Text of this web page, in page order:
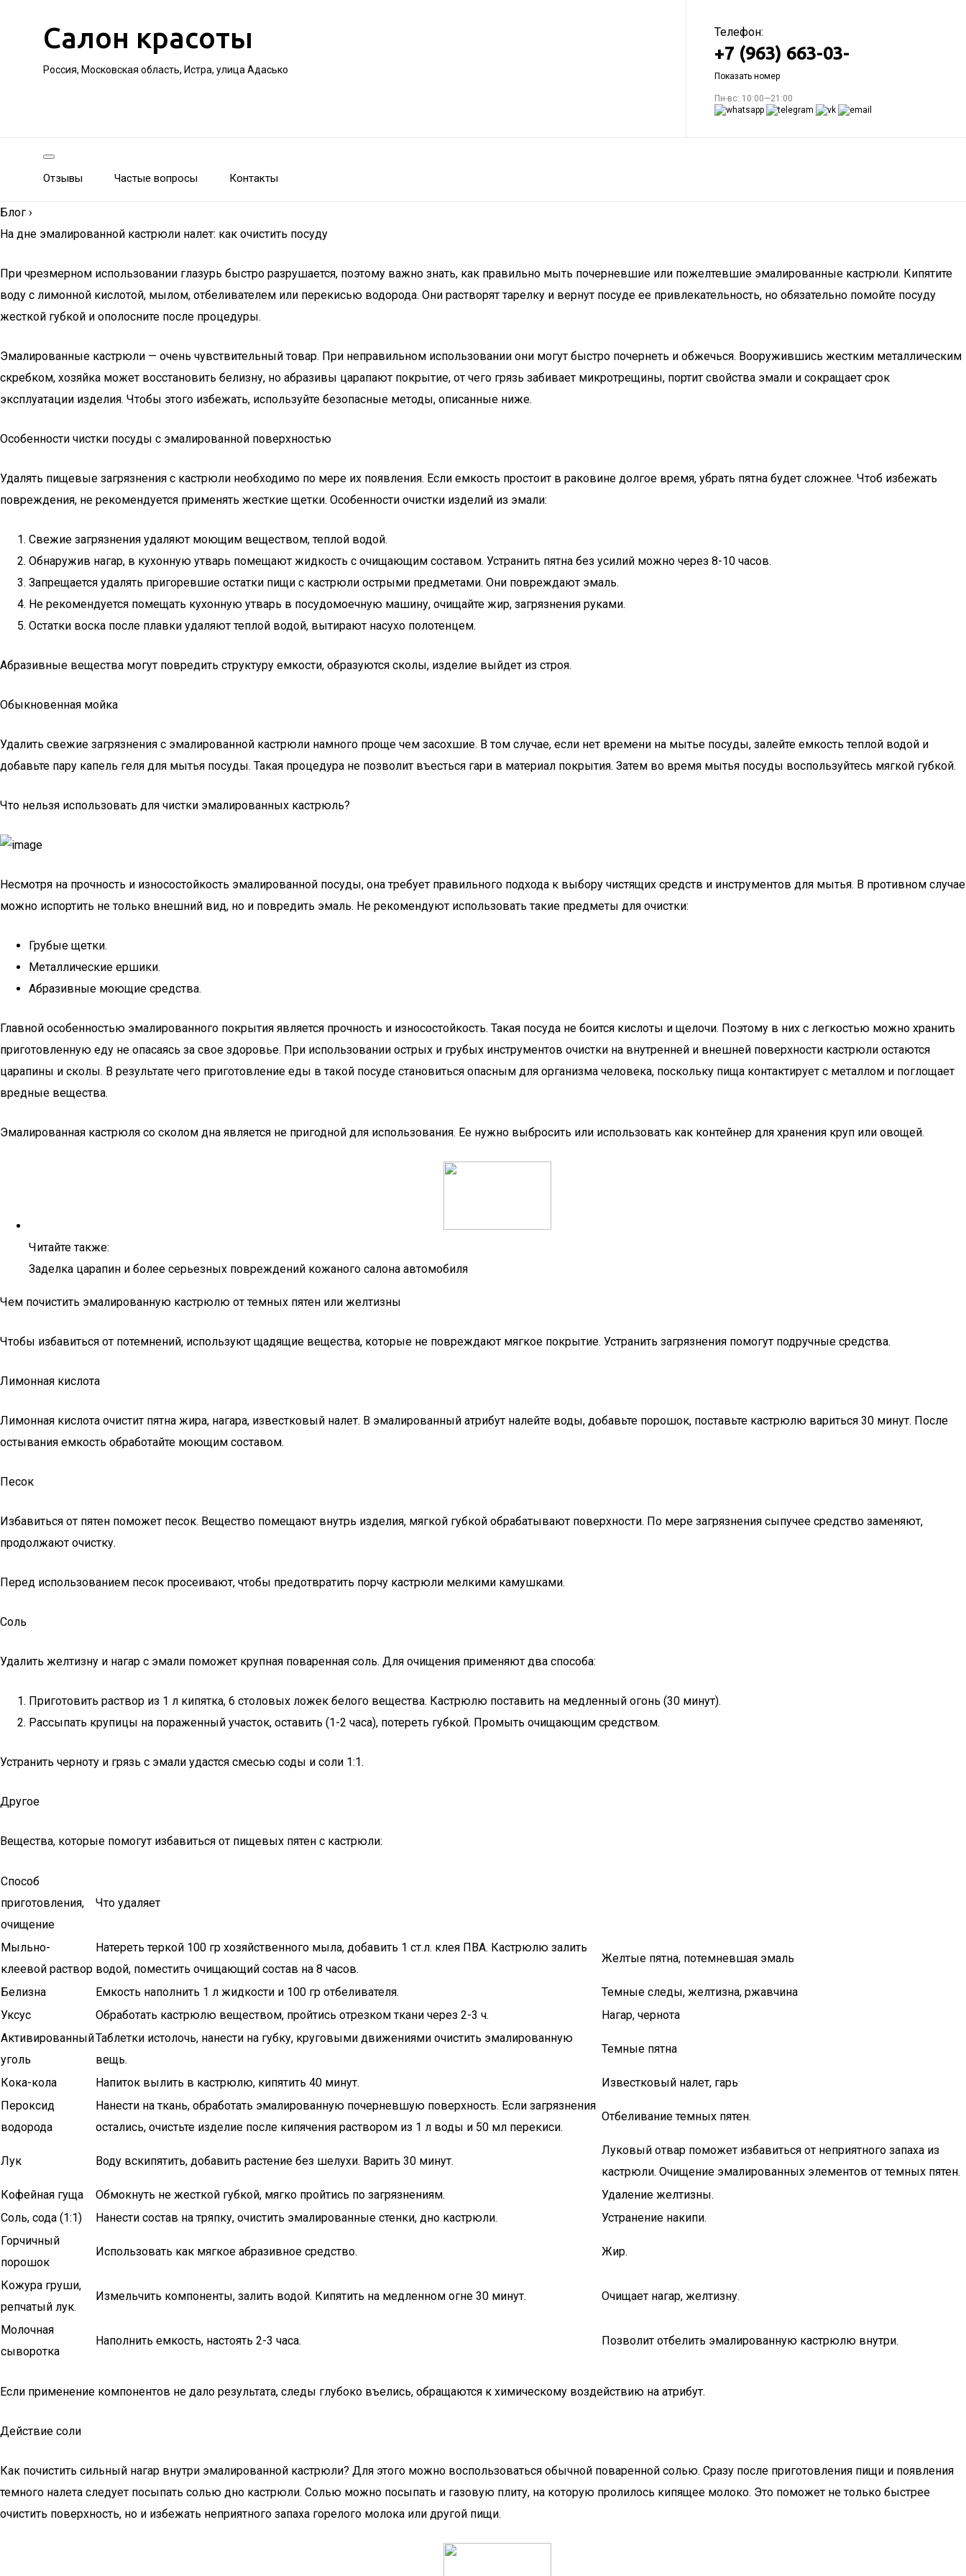
Салон красоты
Россия, Московская область, Истра, улица Адасько
Телефон:
+7 (963) 663-03-
Показать номер
Пн-вс: 10:00—21:00
Отзывы Частые вопросы Контакты
Блог ›
На дне эмалированной кастрюли налет: как очистить посуду
При чрезмерном использовании глазурь быстро разрушается, поэтому важно знать, как правильно мыть почерневшие или пожелтевшие эмалированные кастрюли. Кипятите
воду с лимонной кислотой, мылом, отбеливателем или перекисью водорода. Они растворят тарелку и вернут посуде ее привлекательность, но обязательно помойте посуду
жесткой губкой и ополосните после процедуры.
Эмалированные кастрюли — очень чувствительный товар. При неправильном использовании они могут быстро почернеть и обжечься. Вооружившись жестким металлическим
скребком, хозяйка может восстановить белизну, но абразивы царапают покрытие, от чего грязь забивает микротрещины, портит свойства эмали и сокращает срок
эксплуатации изделия. Чтобы этого избежать, используйте безопасные методы, описанные ниже.
Особенности чистки посуды с эмалированной поверхностью
Удалять пищевые загрязнения с кастрюли необходимо по мере их появления. Если емкость простоит в раковине долгое время, убрать пятна будет сложнее. Чтоб избежать
повреждения, не рекомендуется применять жесткие щетки. Особенности очистки изделий из эмали:
Свежие загрязнения удаляют моющим веществом, теплой водой.
Обнаружив нагар, в кухонную утварь помещают жидкость с очищающим составом. Устранить пятна без усилий можно через 8-10 часов.
Запрещается удалять пригоревшие остатки пищи с кастрюли острыми предметами. Они повреждают эмаль.
Не рекомендуется помещать кухонную утварь в посудомоечную машину, очищайте жир, загрязнения руками.
Остатки воска после плавки удаляют теплой водой, вытирают насухо полотенцем.
Абразивные вещества могут повредить структуру емкости, образуются сколы, изделие выйдет из строя.
Обыкновенная мойка
Удалить свежие загрязнения с эмалированной кастрюли намного проще чем засохшие. В том случае, если нет времени на мытье посуды, залейте емкость теплой водой и
добавьте пару капель геля для мытья посуды. Такая процедура не позволит въесться гари в материал покрытия. Затем во время мытья посуды воспользуйтесь мягкой губкой.
Что нельзя использовать для чистки эмалированных кастрюль?
Несмотря на прочность и износостойкость эмалированной посуды, она требует правильного подхода к выбору чистящих средств и инструментов для мытья. В противном случае
можно испортить не только внешний вид, но и повредить эмаль. Не рекомендуют использовать такие предметы для очистки:
Грубые щетки.
Металлические ершики.
Абразивные моющие средства.
Главной особенностью эмалированного покрытия является прочность и износостойкость. Такая посуда не боится кислоты и щелочи. Поэтому в них с легкостью можно хранить
приготовленную еду не опасаясь за свое здоровье. При использовании острых и грубых инструментов очистки на внутренней и внешней поверхности кастрюли остаются
царапины и сколы. В результате чего приготовление еды в такой посуде становиться опасным для организма человека, поскольку пища контактирует с металлом и поглощает
вредные вещества.
Эмалированная кастрюля со сколом дна является не пригодной для использования. Ее нужно выбросить или использовать как контейнер для хранения круп или овощей.
Читайте также:
Заделка царапин и более серьезных повреждений кожаного салона автомобиля
Чем почистить эмалированную кастрюлю от темных пятен или желтизны
Чтобы избавиться от потемнений, используют щадящие вещества, которые не повреждают мягкое покрытие. Устранить загрязнения помогут подручные средства.
Лимонная кислота
Лимонная кислота очистит пятна жира, нагара, известковый налет. В эмалированный атрибут налейте воды, добавьте порошок, поставьте кастрюлю вариться 30 минут. После
остывания емкость обработайте моющим составом.
Песок
Избавиться от пятен поможет песок. Вещество помещают внутрь изделия, мягкой губкой обрабатывают поверхности. По мере загрязнения сыпучее средство заменяют,
продолжают очистку.
Перед использованием песок просеивают, чтобы предотвратить порчу кастрюли мелкими камушками.
Соль
Удалить желтизну и нагар с эмали поможет крупная поваренная соль. Для очищения применяют два способа:
Приготовить раствор из 1 л кипятка, 6 столовых ложек белого вещества. Кастрюлю поставить на медленный огонь (30 минут).
Рассыпать крупицы на пораженный участок, оставить (1-2 часа), потереть губкой. Промыть очищающим средством.
Устранить черноту и грязь с эмали удастся смесью соды и соли 1:1.
Другое
Вещества, которые помогут избавиться от пищевых пятен с кастрюли:
Способ
приготовления,
очищение
Что удаляет
Мыльно-
клеевой раствор
Натереть теркой 100 гр хозяйственного мыла, добавить 1 ст.л. клея ПВА. Кастрюлю залить
водой, поместить очищающий состав на 8 часов.
Желтые пятна, потемневшая эмаль
Белизна Емкость наполнить 1 л жидкости и 100 гр отбеливателя.
Темные следы, желтизна, ржавчина
Уксус
Обработать кастрюлю веществом, пройтись отрезком ткани через 2-3 ч.
Нагар, чернота
Активированный
уголь
Таблетки истолочь, нанести на губку, круговыми движениями очистить эмалированную
вещь.
Темные пятна
Кока-кола Напиток вылить в кастрюлю, кипятить 40 минут.
Известковый налет, гарь
Пероксид
водорода
Нанести на ткань, обработать эмалированную почерневшую поверхность. Если загрязнения
остались, очистьте изделие после кипячения раствором из 1 л воды и 50 мл перекиси.
Отбеливание темных пятен.
Лук Воду вскипятить, добавить растение без шелухи. Варить 30 минут.
Луковый отвар поможет избавиться от неприятного запаха из
кастрюли. Очищение эмалированных элементов от темных пятен.
Кофейная гуща
Обмокнуть не жесткой губкой, мягко пройтись по загрязнениям.
Удаление желтизны.
Соль, сода (1:1)
Нанести состав на тряпку, очистить эмалированные стенки, дно кастрюли.
Устранение накипи.
Горчичный
порошок
Использовать как мягкое абразивное средство. Жир.
Кожура груши,
репчатый лук.
Измельчить компоненты, залить водой. Кипятить на медленном огне 30 минут. Очищает нагар, желтизну.
Молочная
сыворотка
Наполнить емкость, настоять 2-3 часа. Позволит отбелить эмалированную кастрюлю внутри.
Если применение компонентов не дало результата, следы глубоко въелись, обращаются к химическому воздействию на атрибут.
Действие соли
Как почистить сильный нагар внутри эмалированной кастрюли? Для этого можно воспользоваться обычной поваренной солью. Сразу после приготовления пищи и появления
темного налета следует посыпать солью дно кастрюли. Солью можно посыпать и газовую плиту, на которую пролилось кипящее молоко. Это поможет не только быстрее
очистить поверхность, но и избежать неприятного запаха горелого молока или другой пищи.